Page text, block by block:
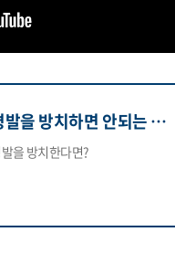
평발을 방치하면 안되는 이유
을 방치한다면?